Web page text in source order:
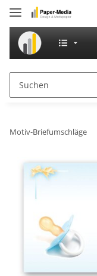
Motiv-Briefumschläge